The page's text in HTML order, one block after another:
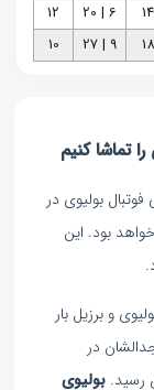
6 | 20
12
9 | 27
10
تماشا کنیم
بولیوی در
برزیل خواهد بود. این
و برزیل بار
در
بولیوی